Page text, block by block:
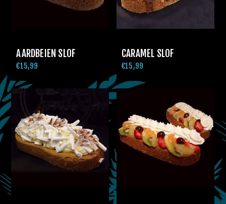
AARDBEIEN SLOF
€15,99
CARAMEL SLOF
€15,99